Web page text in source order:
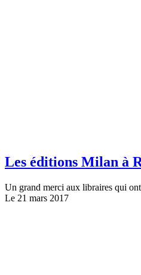
Les éditions Milan à
Un grand merci aux libraires qui
Le 21 mars 2017